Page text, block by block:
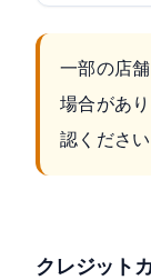
一部の店
場合があ
認ください
クレジット